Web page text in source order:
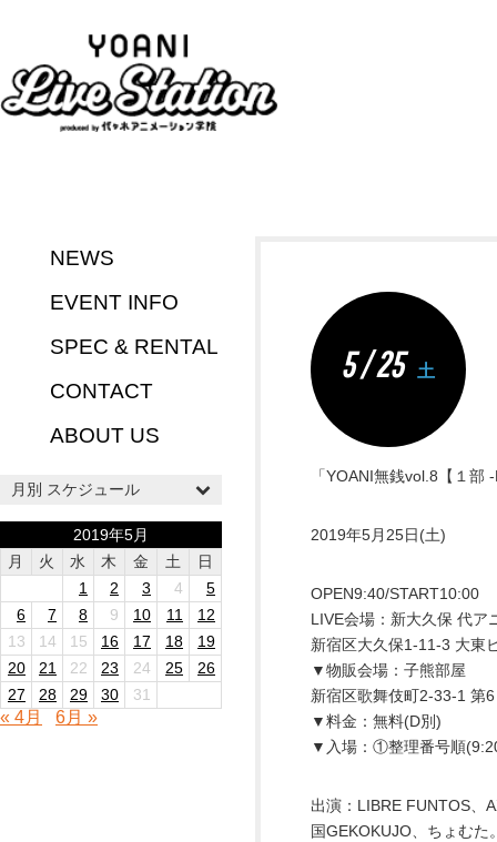
NEWS
EVENT INFO
SPEC & RENTAL
CONTACT
ABOUT US
月別 スケジュール
2019年5月
月
火 水 木 金 土
日
1
2 3 4
5
6
7 8 9 10 11
12
13
14 15 16 17 18
19
20
21 22 23 24 25
26
27
28 29 30 31
« 4月 6月 »
5 / 25 土
「YOANI無銭vol.8【１部
2019年5月25日(土)
OPEN9:40/START10:00
LIVE会場：新大久保 代ア
新宿区大久保1-11-3 大東
▼物販会場：子熊部屋
新宿区歌舞伎町2-33-1 第
▼料金：無料(D別)
▼入場：①整理番号順
出演：LIBRE FUNTOS、
国GEKOKUJO、ちょむ